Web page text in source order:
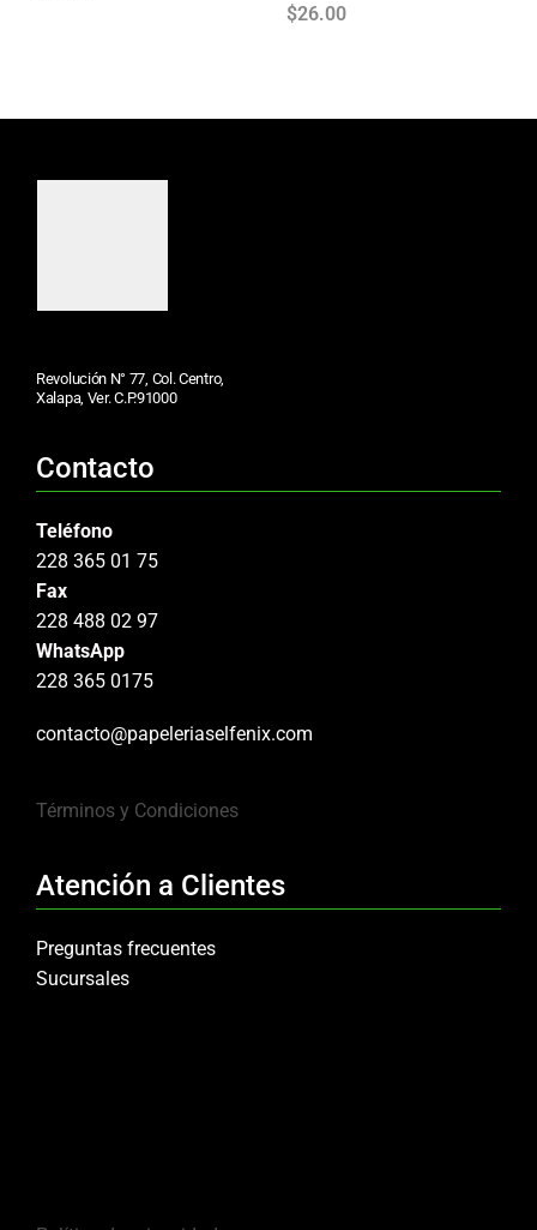
$26.00
Revolución N° 77, Col. Centro,
Xalapa, Ver. C.P.91000
Contacto
Teléfono
228 365 01 75
Fax
228 488 02 97
WhatsApp
228 365 0175
contacto@papeleriaselfenix.com
Términos y Condiciones
Atención a Clientes
Preguntas frecuentes
Sucursales